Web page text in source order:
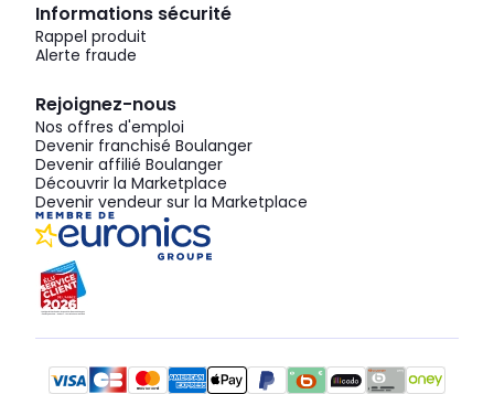
Informations sécurité
Rappel produit
Alerte fraude
Rejoignez-nous
Nos offres d'emploi
Devenir franchisé Boulanger
Devenir affilié Boulanger
Découvrir la Marketplace
Devenir vendeur sur la Marketplace